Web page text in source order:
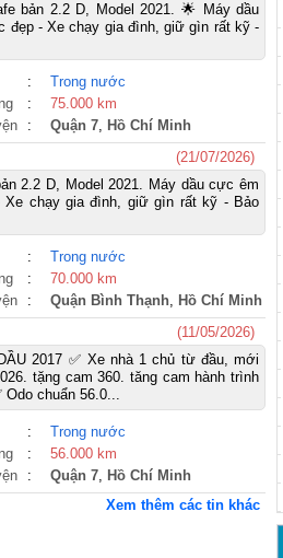
bản 2.2 D, Model 2021. 🌟 Máy dầu
đẹp - Xe chạy gia đình, giữ gìn rất kỹ -
:
Trong nước
:
75.000 km
: Quận 7, Hồ Chí Minh
(21/07/2026)
2.2 D, Model 2021. Máy dầu cực êm
chạy gia đình, giữ gìn rất kỹ - Bảo
:
Trong nước
:
70.000 km
: Quận Bình Thạnh, Hồ Chí Minh
(11/05/2026)
2017 ✅ Xe nhà 1 chủ từ đầu, mới
tặng cam 360. tăng cam hành trình
Odo chuẩn 56.0...
:
Trong nước
:
56.000 km
: Quận 7, Hồ Chí Minh
Xem thêm các tin khác